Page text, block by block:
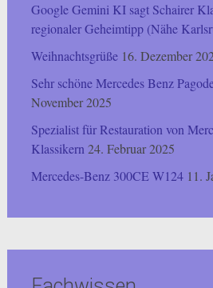
Google Gemini KI sagt Schairer
regionaler Geheimtipp (Nähe
Weihnachtsgrüße 16. Dezember
Sehr schöne Mercedes Benz
November 2025
Spezialist für Restauration von
Klassikern 24. Februar 2025
Mercedes-Benz 300CE W124 11.